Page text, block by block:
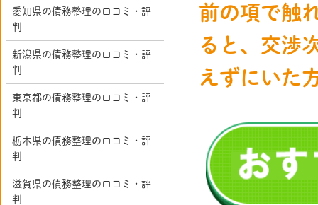
前の項で触
ると、交渉
えずにいた
愛知県の債務整理の口コミ・評
判
新潟県の債務整理の口コミ・評
判
東京都の債務整理の口コミ・評
判
栃木県の債務整理の口コミ・評
判
滋賀県の債務整理の口コミ・評
判